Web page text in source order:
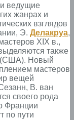
ведущие
жанрах и
взглядов
Э. Делакруа,
XIX в.,
также
(США). Новый
мастеров
вещей
В. ван
своего рода
Франции
по пути